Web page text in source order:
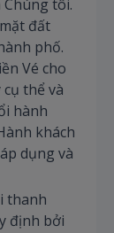
tôi.
đất
phố.
Vé cho
thể và
hành
khách
dụng và
thanh
định bởi